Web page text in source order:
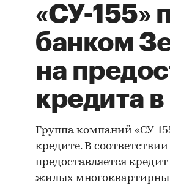
«СУ-155»
банком
на
кредита
Группа компаний «СУ-
кредите. В
предоставляется
жилых